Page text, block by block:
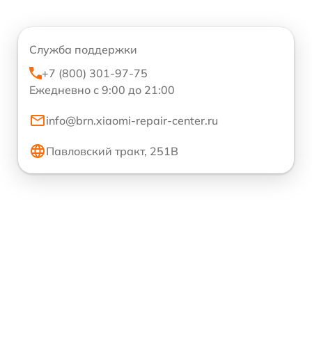
Служба поддержки
+7 (800) 301-97-75
Ежедневно с 9:00 до 21:00
info@brn.xiaomi-repair-center.ru
Павловский тракт, 251В